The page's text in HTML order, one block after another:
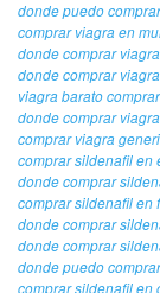
donde puedo
comprar viagra en
donde comprar
donde comprar
viagra barato comprar
donde comprar
comprar viagra
comprar sildenafil en
donde comprar
comprar sildenafil en
donde comprar
donde comprar
donde puedo
comprar sildenafil en